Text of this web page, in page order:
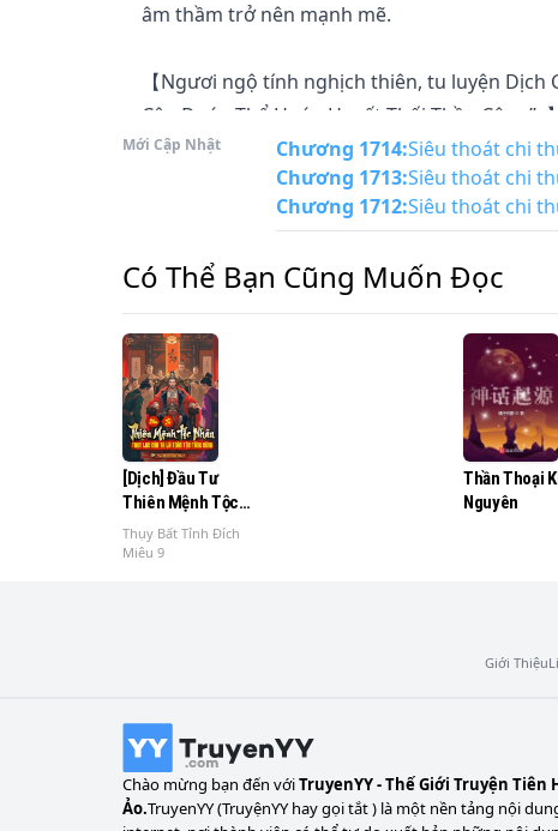
âm thầm trở nên mạnh mẽ.
【Ngươi ngộ tính nghịch thiên, tu luyện Dịch
Cân Đoán Thể Hoán Huyết Thối Thần Công”. 】
【Ngươi ngộ tính nghịch thiên, tham ngộ
Đình Tạo Hóa Khai Tịch Pháp”. 】
【Ngươi ngộ tính nghịch thiên, quan sát thế
“Chưởng Trung Thế Giới”. 】
【Ngươi ngộ tính nghịch thiên, nghiên cứu
lĩnh ngộ ra “Tha Hóa Tự Tại Đại Pháp”. 】
Mới Cập Nhật Chương 1714:Siêu thoát chi
Chương 1713:Siêu thoát chi
Chương 1712:Siêu thoát chi
Có Thể Bạn Cũng Muốn Đọc
[Dịch] Đầu Tư
Thiên Mệnh Tộc
Nhân, Thực Lực
Của Ta Là Toàn Tộc
Thụy Bất Tỉnh Đích
Miêu 9
Thần Thoại
Nguyên
Giới Thiệu
Chào mừng bạn đến vớiTruyenYY - Thế Giới Truyện Tiên
Ảo.TruyenYY (TruyệnYY hay gọi tắt ) là một nền tảng nội